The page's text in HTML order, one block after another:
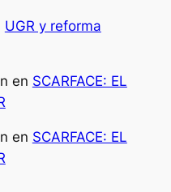
UGR y reforma
en SCARFACE: EL
en SCARFACE: EL